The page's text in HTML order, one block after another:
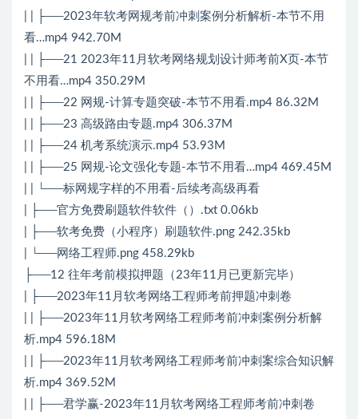
| | ├──2023年软考网规考前冲刺案例分析解析-本节不用
看…mp4 942.70M
| | ├──21 2023年11月软考网络规划设计师考前X页-本节
不用看…mp4 350.29M
| | ├──22 网规-计算专题突破-本节不用看.mp4 86.32M
| | ├──23 高级路由专题.mp4 306.37M
| | ├──24 机考系统演示.mp4 53.93M
| | ├──25 网规-论文强化专题-本节不用看…mp4 469.45M
| | └──标网规字样的不用看-后续考高级再看
| ├──官方免费刷题软件软件（）.txt 0.06kb
| ├──软考免费（小程序）刷题软件.png 242.35kb
| └──网络工程师.png 458.29kb
├──12 往年考前模拟押题（23年11月已更新完毕）
| ├──2023年11月软考网络工程师考前押题冲刺卷
| | ├──2023年11月软考网络工程师考前冲刺案例分析解
析.mp4 596.18M
| | ├──2023年11月软考网络工程师考前冲刺案综合知识解
析.mp4 369.52M
| | ├──君学赢-2023年11月软考网络工程师考前冲刺卷